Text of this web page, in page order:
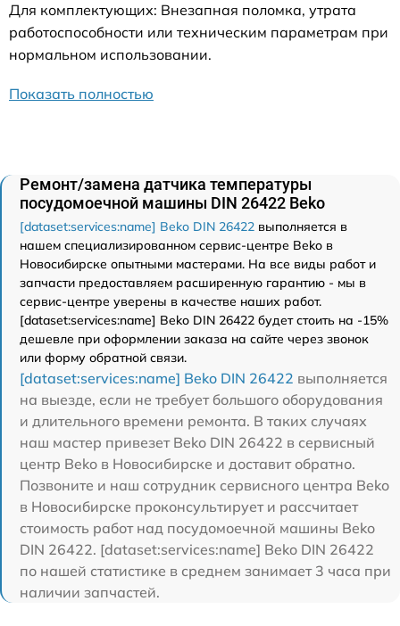
Для комплектующих: Внезапная поломка, утрата
работоспособности или техническим параметрам при
нормальном использовании.
Показать полностью
Ремонт/замена датчика температуры
посудомоечной машины DIN 26422 Beko
[dataset:services:name] Beko DIN 26422 выполняется в
нашем специализированном сервис-центре Beko в
Новосибирске опытными мастерами. На все виды работ и
запчасти предоставляем расширенную гарантию - мы в
сервис-центре уверены в качестве наших работ.
[dataset:services:name] Beko DIN 26422 будет стоить на -15%
дешевле при оформлении заказа на сайте через звонок
или форму обратной связи.
[dataset:services:name] Beko DIN 26422 выполняется
на выезде, если не требует большого оборудования
и длительного времени ремонта. В таких случаях
наш мастер привезет Beko DIN 26422 в сервисный
центр Beko в Новосибирске и доставит обратно.
Позвоните и наш сотрудник сервисного центра Beko
в Новосибирске проконсультирует и рассчитает
стоимость работ над посудомоечной машины Beko
DIN 26422. [dataset:services:name] Beko DIN 26422
по нашей статистике в среднем занимает 3 часа при
наличии запчастей.